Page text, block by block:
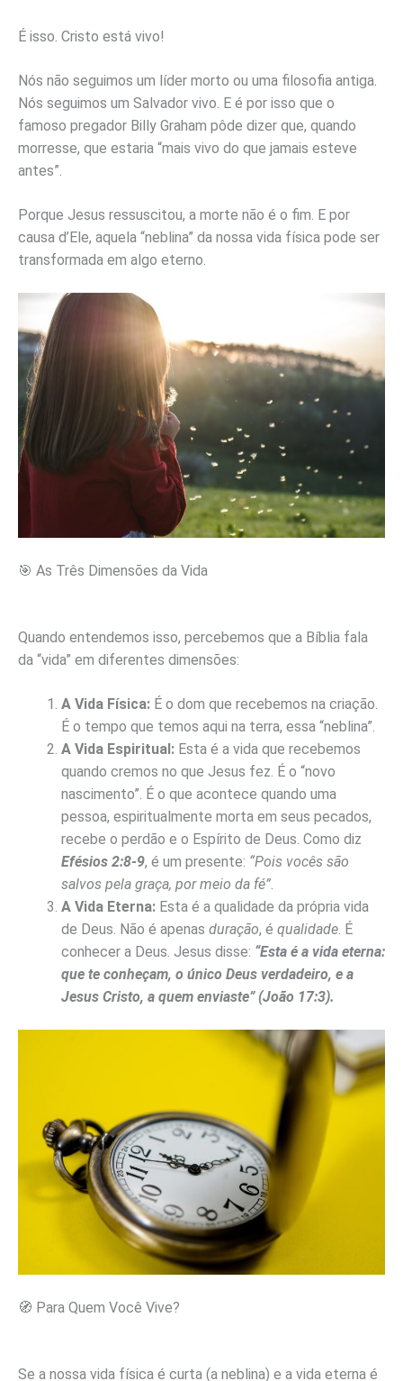
É isso. Cristo está vivo!
Nós não seguimos um líder morto ou uma filosofia antiga.
Nós seguimos um Salvador vivo. E é por isso que o
famoso pregador Billy Graham pôde dizer que, quando
morresse, que estaria “mais vivo do que jamais esteve
antes”.
Porque Jesus ressuscitou, a morte não é o fim. E por
causa d’Ele, aquela “neblina” da nossa vida física pode ser
transformada em algo eterno.
🎯 As Três Dimensões da Vida
Quando entendemos isso, percebemos que a Bíblia fala
da “vida” em diferentes dimensões:
A Vida Física: É o dom que recebemos na criação.
É o tempo que temos aqui na terra, essa “neblina”.
A Vida Espiritual: Esta é a vida que recebemos
quando cremos no que Jesus fez. É o “novo
nascimento”. É o que acontece quando uma
pessoa, espiritualmente morta em seus pecados,
recebe o perdão e o Espírito de Deus. Como diz
Efésios 2:8-9, é um presente: “Pois vocês são
salvos pela graça, por meio da fé”
A Vida Eterna: Esta é a qualidade da própria vida
de Deus. Não é apenas duração, é qualidade . É
conhecer a Deus. Jesus disse: “Esta é a vida eterna:
que te conheçam, o único Deus verdadeiro, e a
Jesus Cristo, a quem enviaste” (João 17:3).
🧭 Para Quem Você Vive?
Se a nossa vida física é curta (a neblina) e a vida eterna é